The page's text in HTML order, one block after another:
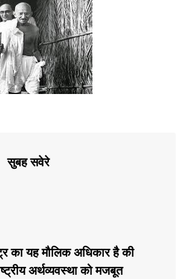
सवेरे
का यह मौलिक अधिकार है की
अर्थव्यवस्था को मजबूत